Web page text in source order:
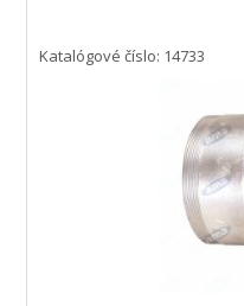
Katalógové číslo: 14733